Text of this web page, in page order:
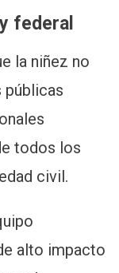
federal
la niñez no
públicas
todos los
civil.
alto impacto